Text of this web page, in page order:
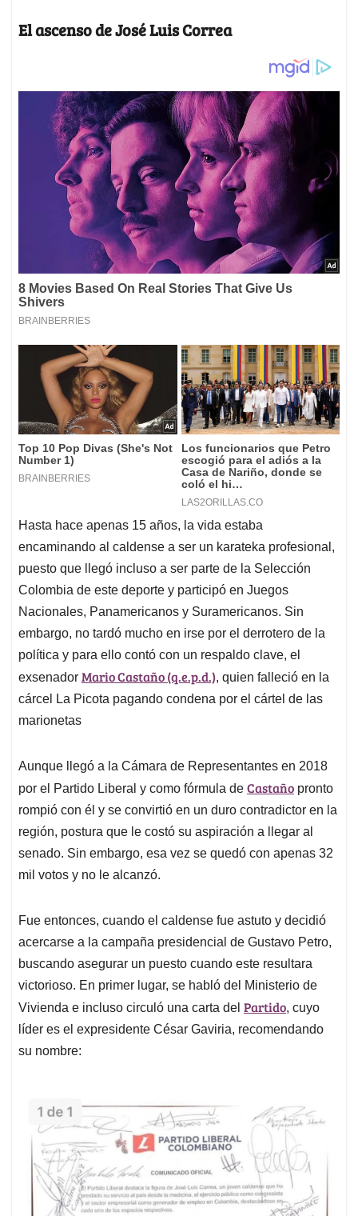
El ascenso de José Luis Correa
Hasta hace apenas 15 años, la vida estaba
encaminando al caldense a ser un karateka profesional,
puesto que llegó incluso a ser parte de la Selección
Colombia de este deporte y participó en Juegos
Nacionales, Panamericanos y Suramericanos. Sin
embargo, no tardó mucho en irse por el derrotero de la
política y para ello contó con un respaldo clave, el
exsenador Mario Castaño (q.e.p.d.), quien falleció en la
cárcel La Picota pagando condena por el cártel de las
marionetas
Aunque llegó a la Cámara de Representantes en 2018
por el Partido Liberal y como fórmula de Castaño pronto
rompió con él y se convirtió en un duro contradictor en la
región, postura que le costó su aspiración a llegar al
senado. Sin embargo, esa vez se quedó con apenas 32
mil votos y no le alcanzó.
Fue entonces, cuando el caldense fue astuto y decidió
acercarse a la campaña presidencial de Gustavo Petro,
buscando asegurar un puesto cuando este resultara
victorioso. En primer lugar, se habló del Ministerio de
Vivienda e incluso circuló una carta del Partido, cuyo
líder es el expresidente César Gaviria, recomendando
su nombre: